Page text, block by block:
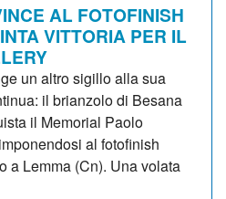
AL FOTOFINISH
VITTORIA PER IL
un altro sigillo alla sua
il brianzolo di Besana
il Memorial Paolo
al fotofinish
a Lemma (Cn). Una volata